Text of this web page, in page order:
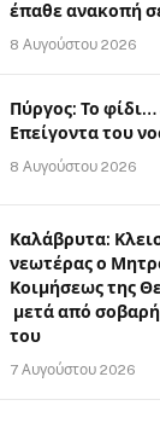
έπαθε ανακοπή
8 Αυγούστου 2026
Πύργος: Το
Επείγοντα του
8 Αυγούστου 2026
Καλάβρυτα:
νεωτέρας ο
Κοιμήσεως της
μετά από
του
7 Αυγούστου 2026